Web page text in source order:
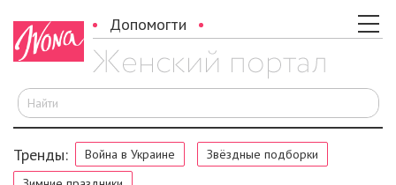
Допомогти
Тренды: Война в Украине
Звёздные подборки